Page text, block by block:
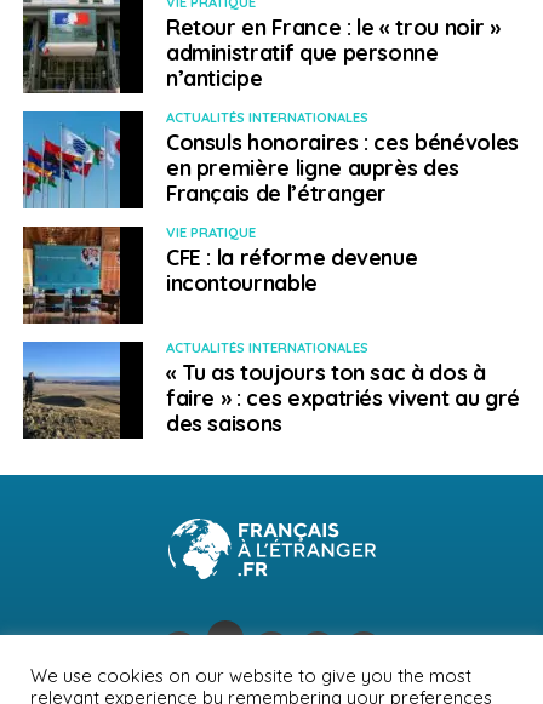
Retour en France : le « trou noir »
administratif que personne
n’anticipe
ACTUALITÉS INTERNATIONALES
Consuls honoraires : ces bénévoles
en première ligne auprès des
Français de l’étranger
VIE PRATIQUE
CFE : la réforme devenue
incontournable
ACTUALITÉS INTERNATIONALES
« Tu as toujours ton sac à dos à
faire » : ces expatriés vivent au gré
des saisons
We use cookies on our website to give you the most
relevant experience by remembering your preferences